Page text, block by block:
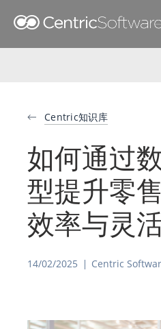
Centric知识库
如何通过
型提升零
效率与灵
14/02/2025 Centric